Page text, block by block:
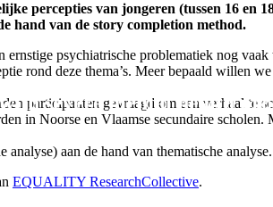
severe mental health
percepties van jongeren (tussen 16 en
hand van de story completion method.
psychiatrische problematiek nog
rond deze thema’s. Meer bepaald willen
participanten gevraagd om een verhaal te
in Noorse en Vlaamse secundaire
aan de hand van thematische analyse.
EQUALITY ResearchCollective.